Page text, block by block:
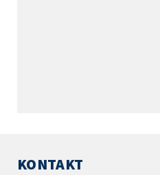
KONTAKT